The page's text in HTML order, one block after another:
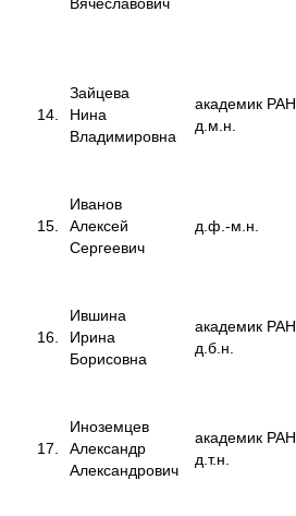
14.
Зайцева
Нина
Владимировна
академик РАН,
д.м.н.
15.
Иванов
Алексей
Сергеевич
д.ф.-м.н.
16.
Ившина
Ирина
Борисовна
академик РАН,
д.б.н.
17.
Иноземцев
Александр
Александрович
академик РАН,
д.т.н.